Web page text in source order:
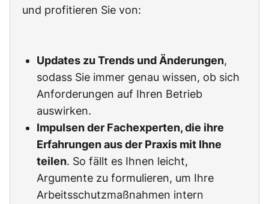
und profitieren Sie von:
Updates zu Trends und Änderungen,
sodass Sie immer genau wissen, ob sich
Anforderungen auf Ihren Betrieb
auswirken.
Impulsen der Fachexperten, die ihre
Erfahrungen aus der Praxis mit Ihne
teilen. So fällt es Ihnen leicht,
Argumente zu formulieren, um Ihre
Arbeitsschutzmaßnahmen intern